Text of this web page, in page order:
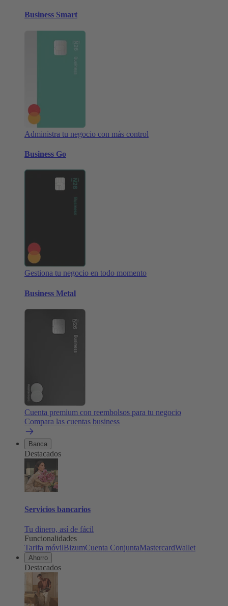
Business Smart
Administra tu negocio con más control
Business Go
Gestiona tu negocio en todo momento
Business Metal
Cuenta premium con reembolsos para tu negocio
Compara las cuentas business
Banca
Destacados
Servicios bancarios
Tu dinero, así de fácil
Funcionalidades
Tarifa móvilBizumCuenta ConjuntaMastercardWallet
Ahorro
Destacados